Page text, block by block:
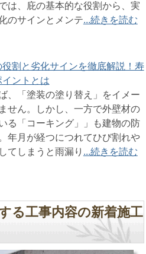
、庇の基本的な役割から、実
のサインとメンテ...続きを読む
役割と劣化サインを徹底解説！寿
ントとは
、「塗装の塗り替え」をイメー
せん。しかし、一方で外壁材の
る「コーキング」」も建物の防
年月が経つにつれてひび割れや
てしまうと雨漏り ...続きを読む
る工事内容の新着施工